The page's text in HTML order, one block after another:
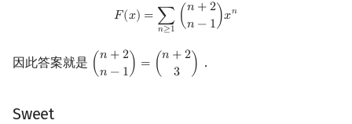
𝐹(𝑥) = ∑
𝑛≥1
(𝑛 +2
𝑛 − 1 )𝑥𝑛
F( x) n≥1( n+2 n− 1)x
因此答案就是 ( 𝑛 +2
𝑛 − 1 ) = (𝑛 +2
3
)
(n − ) =(n + ) ．
Sweet